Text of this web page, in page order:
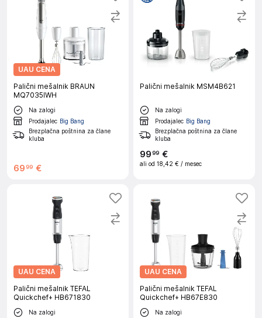
UAU CENA
Palični mešalnik BRAUN
MQ7035IWH
Na zalogi
Prodajalec Big Bang
Brezplačna poštnina za člane
kluba
69 99 €
Palični mešalnik MSM4B621
Na zalogi
Prodajalec Big Bang
Brezplačna poštnina za člane
kluba
9999 €
ali od 18,42 € / mesec
UAU CENA
Palični mešalnik TEFAL
Quickchef+ HB671830
Na zalogi
UAU CENA
Palični mešalnik TEFAL
Quickchef+ HB67E830
Na zalogi